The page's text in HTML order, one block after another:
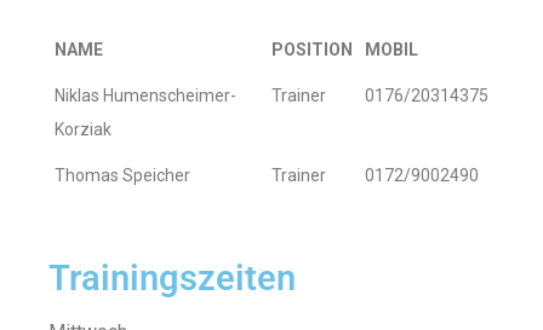
NAME POSITION MOBIL
Niklas Humenscheimer-
Korziak
Trainer 0176/20314375
Thomas Speicher Trainer 0172/9002490
Trainingszeiten